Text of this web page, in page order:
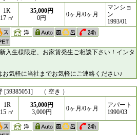
1K
17 ㎥
35,000円
0円
0ヶ月/0ヶ月
マンショ
ン
1993/01
入生様限定、お家賃発生ご相談下さい！インタ
気軽に当社までお気軽にご連絡ください♪
[59385051] （ 空き ）
1R
15 ㎥
35,000円
3,000円
0ヶ月/0ヶ月
アパート
1990/03